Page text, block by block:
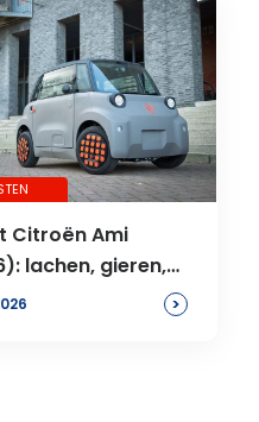
Citroën Ami
lachen, gieren,
>